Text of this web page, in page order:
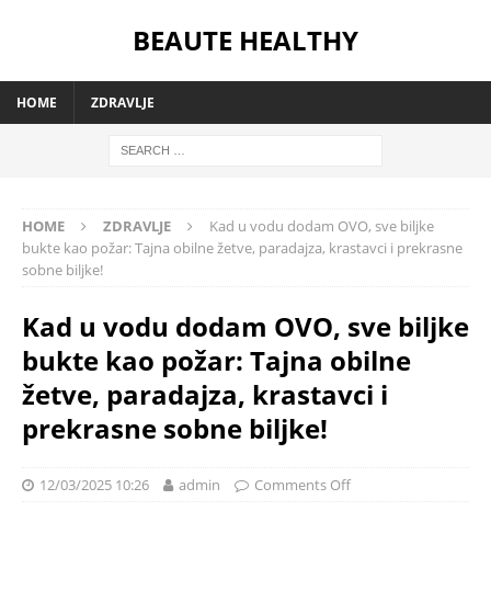
BEAUTE HEALTHY
HOME ZDRAVLJE
HOME ZDRAVLJE
Kad u vodu dodam OVO, sve biljke
bukte kao požar: Tajna obilne žetve, paradajza, krastavci i prekrasne
sobne biljke!
Kad u vodu dodam OVO, sve biljke
bukte kao požar: Tajna obilne
žetve, paradajza, krastavci i
prekrasne sobne biljke!
12/03/2025 10:26 admin Comments Off